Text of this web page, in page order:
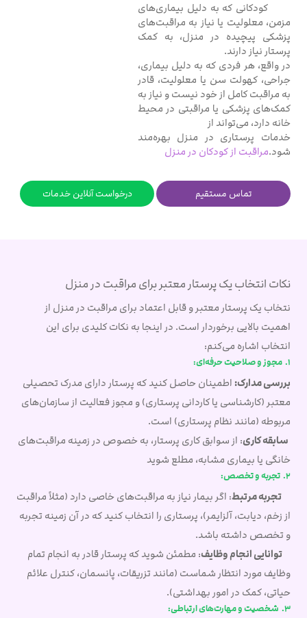
کودکانی که به دلیل بیماری‌های
مزمن، معلولیت یا نیاز به مراقبت‌های
پزشکی پیچیده در منزل، به کمک
پرستار نیاز دارند.
در واقع، هر فردی که به دلیل بیماری،
جراحی، کهولت سن یا معلولیت، قادر
به مراقبت کامل از خود نیست و نیاز به
کمک‌های پزشکی یا مراقبتی در محیط
خانه دارد، می‌تواند از
خدمات پرستاری در منزل بهره‌مند
شود.مراقبت از کودکان در منزل
تماس مستقیم درخواست آنلاین خدمات
نکات انتخاب یک پرستار معتبر برای مراقبت در منزل
نتخاب یک پرستار معتبر و قابل اعتماد برای مراقبت در منزل از
اهمیت بالایی برخوردار است. در اینجا به نکات کلیدی برای این
انتخاب اشاره می‌کنم:
1. مجوز و صلاحیت حرفه‌ای:
بررسی مدارک: اطمینان حاصل کنید که پرستار دارای مدرک تحصیلی
معتبر (کارشناسی یا کاردانی پرستاری) و مجوز فعالیت از سازمان‌های
مربوطه (مانند نظام پرستاری) است.
سابقه کاری: از سوابق کاری پرستار، به خصوص در زمینه مراقبت‌های
خانگی یا بیماری مشابه، مطلع شوید
2. تجربه و تخصص:
تجربه مرتبط: اگر بیمار نیاز به مراقبت‌های خاصی دارد (مثلاً مراقبت
از زخم، دیابت، آلزایمر)، پرستاری را انتخاب کنید که در آن زمینه تجربه
و تخصص داشته باشد.
توانایی انجام وظایف: مطمئن شوید که پرستار قادر به انجام تمام
وظایف مورد انتظار شماست (مانند تزریقات، پانسمان، کنترل علائم
حیاتی، کمک در امور بهداشتی).
3. شخصیت و مهارت‌های ارتباطی: